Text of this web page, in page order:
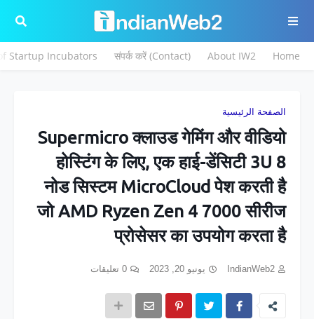
Home
About IW2
संपर्क करें (Contact)
Startup Incubators
الصفحة الرئيسية
Supermicro क्लाउड गेमिंग और वीडियो
होस्टिंग के लिए, एक हाई-डेंसिटी 3U 8
नोड सिस्टम MicroCloud पेश करती है
जो AMD Ryzen Zen 4 7000 सीरीज
प्रोसेसर का उपयोग करता है
IndianWeb2 يونيو 20, 2023 0 تعليقات